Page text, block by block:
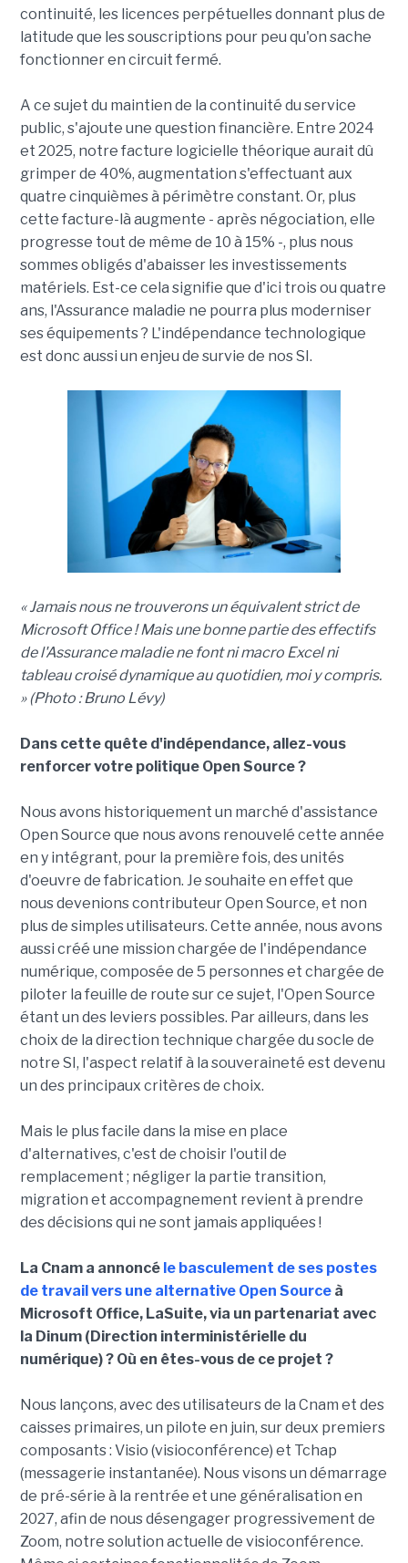
continuité, les licences perpétuelles donnant plus de
latitude que les souscriptions pour peu qu'on sache
fonctionner en circuit fermé.
A ce sujet du maintien de la continuité du service
public, s'ajoute une question financière. Entre 2024
et 2025, notre facture logicielle théorique aurait dû
grimper de 40%, augmentation s'effectuant aux
quatre cinquièmes à périmètre constant. Or, plus
cette facture-là augmente - après négociation, elle
progresse tout de même de 10 à 15% -, plus nous
sommes obligés d'abaisser les investissements
matériels. Est-ce cela signifie que d'ici trois ou quatre
ans, l'Assurance maladie ne pourra plus moderniser
ses équipements ? L'indépendance technologique
est donc aussi un enjeu de survie de nos SI.
« Jamais nous ne trouverons un équivalent strict de
Microsoft Office ! Mais une bonne partie des effectifs
de l'Assurance maladie ne font ni macro Excel ni
tableau croisé dynamique au quotidien, moi y compris.
» (Photo : Bruno Lévy)
Dans cette quête d'indépendance, allez-vous
renforcer votre politique Open Source ?
Nous avons historiquement un marché d'assistance
Open Source que nous avons renouvelé cette année
en y intégrant, pour la première fois, des unités
d'oeuvre de fabrication. Je souhaite en effet que
nous devenions contributeur Open Source, et non
plus de simples utilisateurs. Cette année, nous avons
aussi créé une mission chargée de l'indépendance
numérique, composée de 5 personnes et chargée de
piloter la feuille de route sur ce sujet, l'Open Source
étant un des leviers possibles. Par ailleurs, dans les
choix de la direction technique chargée du socle de
notre SI, l'aspect relatif à la souveraineté est devenu
un des principaux critères de choix.
Mais le plus facile dans la mise en place
d'alternatives, c'est de choisir l'outil de
remplacement ; négliger la partie transition,
migration et accompagnement revient à prendre
des décisions qui ne sont jamais appliquées !
La Cnam a annoncé le basculement de ses postes
de travail vers une alternative Open Sourceà
Microsoft Office, LaSuite, via un partenariat avec
la Dinum (Direction interministérielle du
numérique) ? Où en êtes-vous de ce projet ?
Nous lançons, avec des utilisateurs de la Cnam et des
caisses primaires, un pilote en juin, sur deux premiers
composants : Visio (visioconférence) et Tchap
(messagerie instantanée). Nous visons un démarrage
de pré-série à la rentrée et une généralisation en
2027, afin de nous désengager progressivement de
Zoom, notre solution actuelle de visioconférence.